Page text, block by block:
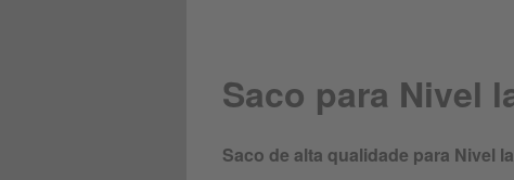
Saco para Nivel
Saco de alta qualidade para Nivel